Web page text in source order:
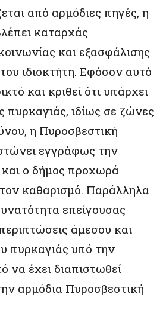
από αρμόδιες πηγές, η
καταρχάς
και εξασφάλισης
ιδιοκτήτη. Εφόσον αυτό
και κριθεί ότι υπάρχει
πυρκαγιάς, ιδίως σε ζώνες
η Πυροσβεστική
εγγράφως την
και ο δήμος προχωρά
καθαρισμό. Παράλληλα
επείγουσας
άμεσου και
πυρκαγιάς υπό την
να έχει διαπιστωθεί
αρμόδια Πυροσβεστική